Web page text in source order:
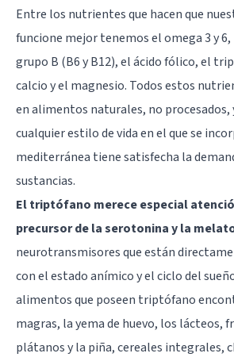
Entre los nutrientes que hacen que
funcione mejor tenemos el omega 3 y
grupo B (B6 y B12), el ácido fólico, el
calcio y el magnesio. Todos estos
en alimentos naturales, no
cualquier estilo de vida en el que se
mediterránea tiene satisfecha la
sustancias.
El triptófano merece especial
precursor de la serotonina y la
neurotransmisores que están
con el estado anímico y el ciclo del
alimentos que poseen triptófano
magras, la yema de huevo, los lácteos,
plátanos y la piña, cereales integrales,